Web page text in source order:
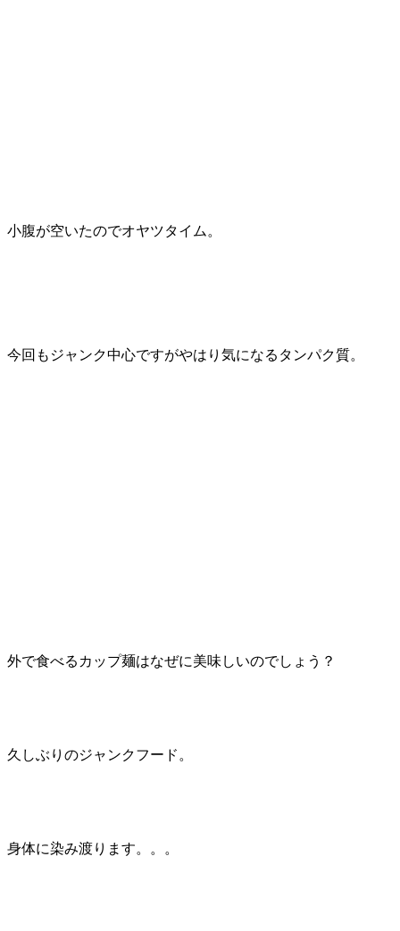
小腹が空いたのでオヤツタイム。
今回もジャンク中心ですがやはり気になるタンパク質。
外で食べるカップ麺はなぜに美味しいのでしょう？
久しぶりのジャンクフード。
身体に染み渡ります。。。